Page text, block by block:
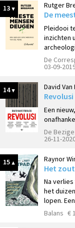
13 Rutger
De
Pleidooi
inzichten
De
03-09-
14 David
Revolusi
Een
De
26-11-
15 Raynor
Het
Na
het
lopen.
Balans €